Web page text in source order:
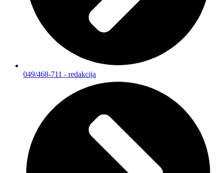
049/468-711 - redakcija